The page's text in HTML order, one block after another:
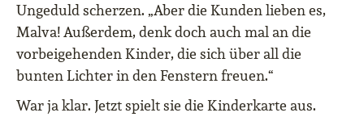
Ungeduld scherzen. „Aber die Kunden lieben es,
Malva! Außerdem, denk doch auch mal an die
vorbeigehenden Kinder, die sich über all die
bunten Lichter in den Fenstern freuen.“
War ja klar. Jetzt spielt sie die Kinderkarte aus.